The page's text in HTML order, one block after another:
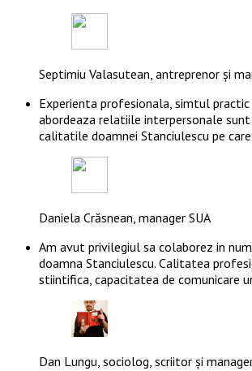
Septimiu Valasutean, antreprenor și
Experienta profesionala, simtul practic
abordeaza relatiile interpersonale
calitatile doamnei Stanciulescu pe
Daniela Crăsnean, manager SUA
Am avut privilegiul sa colaborez in
doamna Stanciulescu. Calitatea
stiintifica, capacitatea de comunicare
Dan Lungu, sociolog, scriitor și